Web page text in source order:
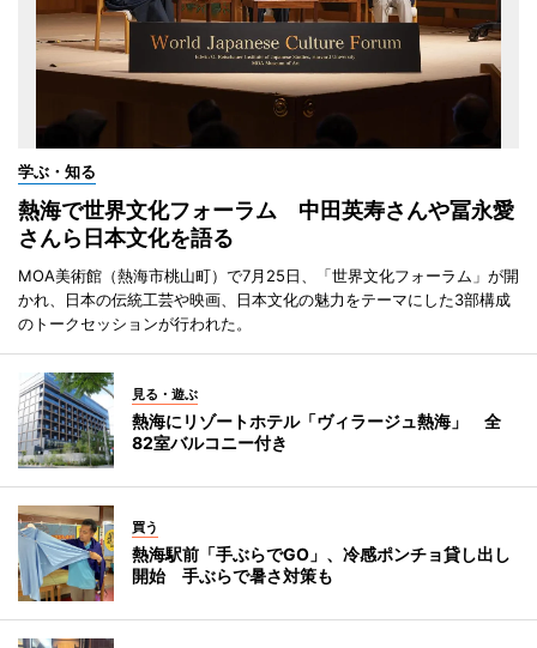
学ぶ・知る
熱海で世界文化フォーラム 中田英寿さんや冨永愛
さんら日本文化を語る
MOA美術館（熱海市桃山町）で7月25日、「世界文化フォーラム」が開
かれ、日本の伝統工芸や映画、日本文化の魅力をテーマにした3部構成
のトークセッションが行われた。
見る・遊ぶ
熱海にリゾートホテル「ヴィラージュ熱海」 全
82室バルコニー付き
買う
熱海駅前「手ぶらでGO」、冷感ポンチョ貸し出し
開始 手ぶらで暑さ対策も